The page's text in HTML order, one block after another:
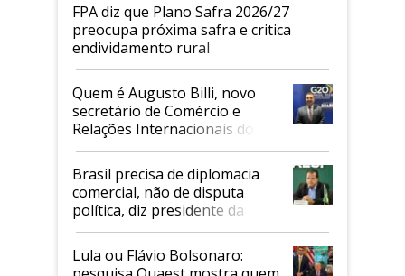
FPA diz que Plano Safra 2026/27
preocupa próxima safra e critica
endividamento rural
Quem é Augusto Billi, novo
secretário de Comércio e
Relações Internacionais do
Mapa
Brasil precisa de diplomacia
comercial, não de disputa
política, diz presidente da
Faesp
Lula ou Flávio Bolsonaro: